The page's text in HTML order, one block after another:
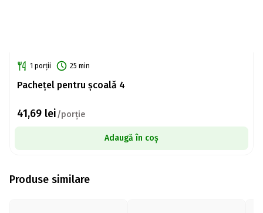
1 porții 25 min
Pachețel pentru școală 4
41,69 lei/porție
Adaugă în coș
Produse similare